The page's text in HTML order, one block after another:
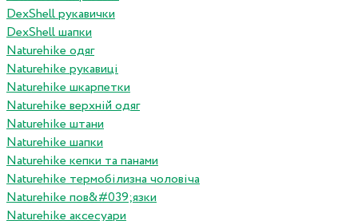
DexShell рукавички
DexShell шапки
Naturehike одяг
Naturehike рукавиці
Naturehike шкарпетки
Naturehike верхній одяг
Naturehike штани
Naturehike шапки
Naturehike кепки та панами
Naturehike термобілизна чоловіча
Naturehike пов&#039;язки
Naturehike аксесуари